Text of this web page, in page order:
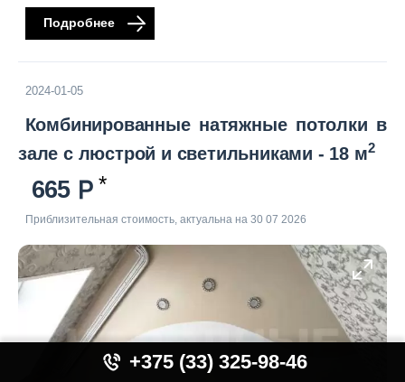
+375 (33) 325-98-46
Подробнее
2024-01-05
Комбинированные натяжные потолки в
зале с люстрой и светильниками - 18 м2
665
Приблизительная стоимость, актуальна на 30 07 2026